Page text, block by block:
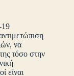
19
να
τόσο στην
είναι